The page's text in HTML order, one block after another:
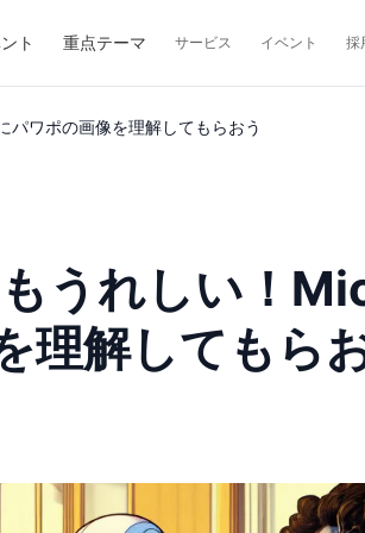
ト 重点テーマ サービス イベント 採
ワポの画像を理解してもらおう
うれしい！
理解してもら